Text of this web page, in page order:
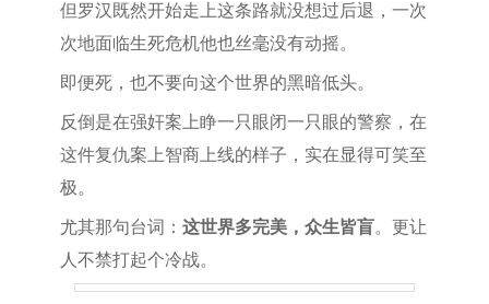
但罗汉既然开始走上这条路就没想过后退，一次
次地面临生死危机他也丝毫没有动摇。
即便死，也不要向这个世界的黑暗低头。
反倒是在强奸案上睁一只眼闭一只眼的警察，在
这件复仇案上智商上线的样子，实在显得可笑至
极。
尤其那句台词： 这世界多完美，众生皆盲。更让
人不禁打起个冷战。